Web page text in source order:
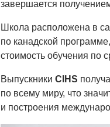
завершается
Школа расположена в
по канадской
стоимость обучения по
Выпускники CIHS
по всему миру, что
и построения